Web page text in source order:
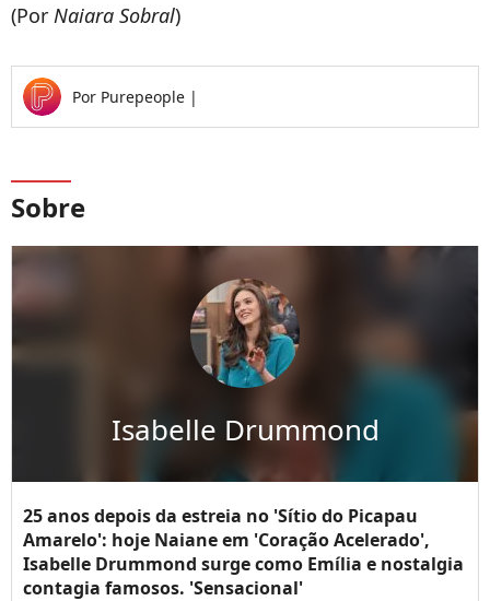
(Por Naiara Sobral)
Por Purepeople |
Sobre
Isabelle Drummond
25 anos depois da estreia no 'Sítio do Picapau
Amarelo': hoje Naiane em 'Coração Acelerado',
Isabelle Drummond surge como Emília e nostalgia
contagia famosos. 'Sensacional'